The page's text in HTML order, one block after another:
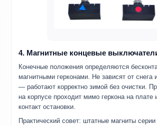
4. Магнитные концевые
Конечные положения определяются
магнитными герконами. Не зависят от снега
— работают корректно зимой без очистки.
на корпусе проходит мимо геркона на плате
контакт остановки.
Практический совет: штатные магниты